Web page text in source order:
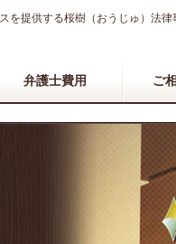
を提供する桜樹（おうじゅ）法律
弁護士費用 ご